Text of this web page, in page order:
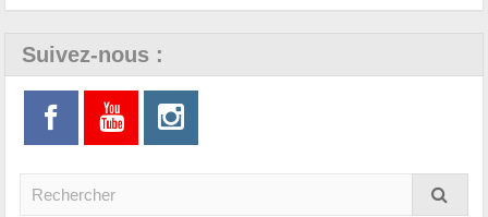
Suivez-nous :